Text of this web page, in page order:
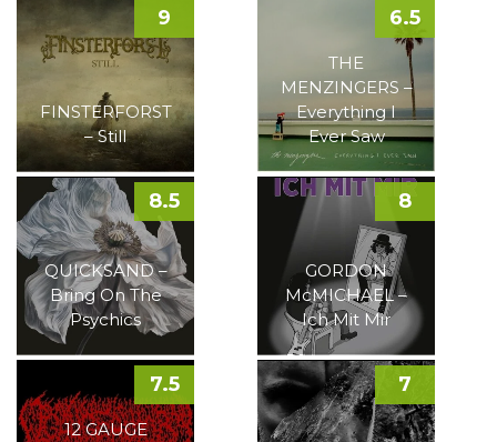
FINSTERFORST
– Still
9
THE
MENZINGERS –
Everything I
Ever Saw
6.5
QUICKSAND –
Bring On The
Psychics
8.5
GORDON
McMICHAEL –
Ich Mit Mir
8
12 GAUGE
7.5 7